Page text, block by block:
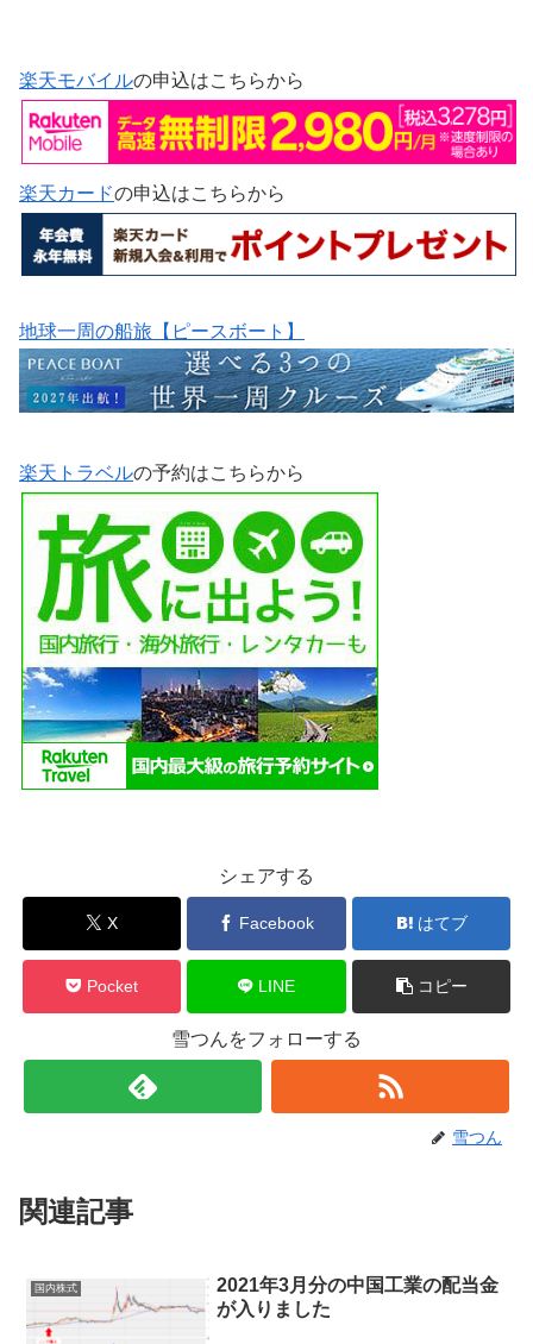
楽天モバイルの申込はこちらから
楽天カードの申込はこちらから
地球一周の船旅【ピースボート】
楽天トラベルの予約はこちらから
シェアする
X Facebook はてブ
Pocket LINE コピー
雪つんをフォローする
雪つん
関連記事
国内株式
2021年3月分の中国工業の配当金
が入りました